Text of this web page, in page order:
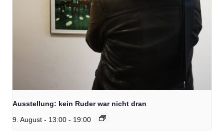
Ausstellung: kein Ruder war nicht dran
9. August - 13:00 - 19:00